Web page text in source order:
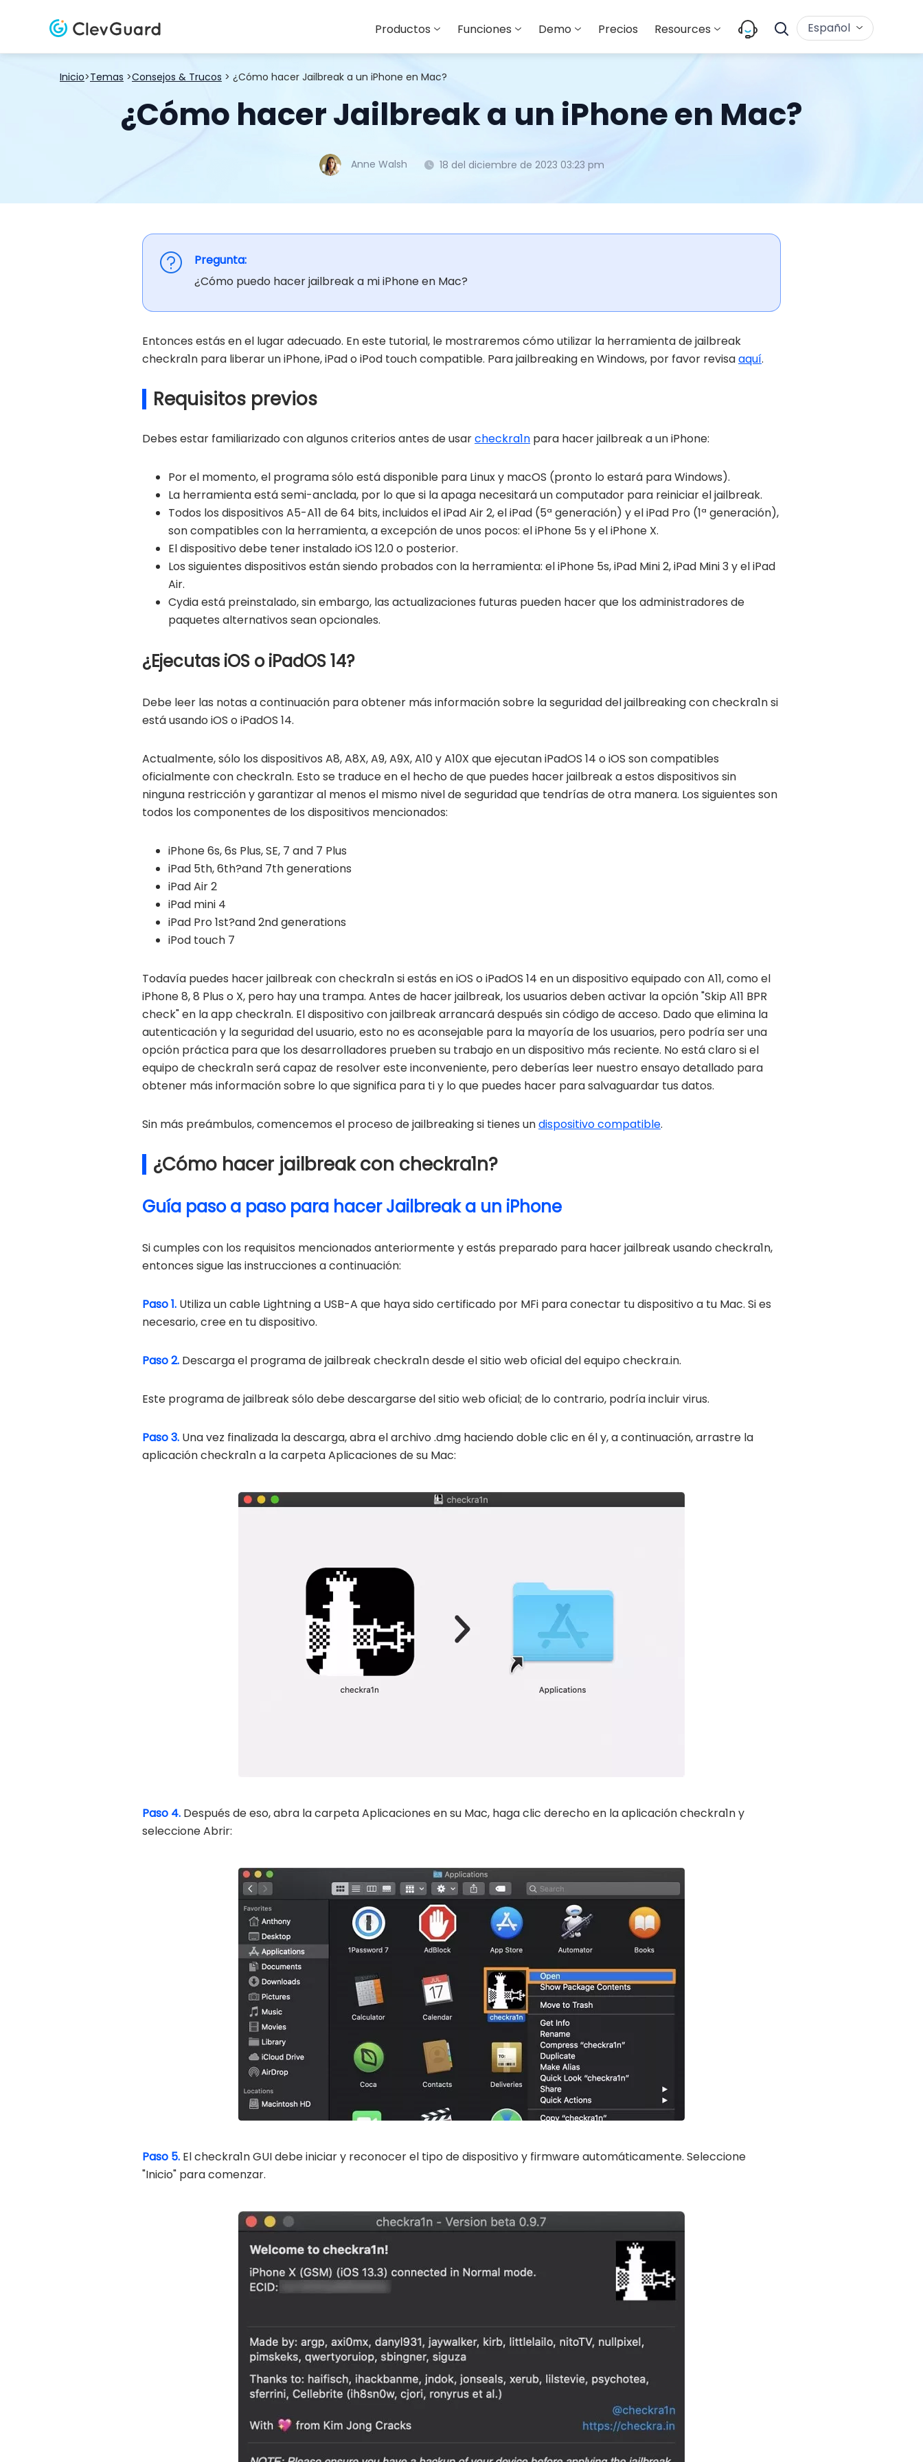
Productos Funciones Demo Precios Resources Español
Inicio>Temas >Consejos & Trucos > ¿Cómo hacer Jailbreak a un iPhone en Mac?
¿Cómo hacer Jailbreak a un iPhone en Mac?
Anne Walsh 18 del diciembre de 2023 03:23 pm
Pregunta:
¿Cómo puedo hacer jailbreak a mi iPhone en Mac?
Entonces estás en el lugar adecuado. En este tutorial, le mostraremos cómo utilizar la herramienta de jailbreak
checkra1n para liberar un iPhone, iPad o iPod touch compatible. Para jailbreaking en Windows, por favor revisaaquí.
Requisitos previos
Debes estar familiarizado con algunos criterios antes de usarcheckra1n para hacer jailbreak a un iPhone:
Por el momento, el programa sólo está disponible para Linux y macOS (pronto lo estará para Windows).
La herramienta está semi-anclada, por lo que si la apaga necesitará un computador para reiniciar el jailbreak.
Todos los dispositivos A5-A11 de 64 bits, incluidos el iPad Air 2, el iPad (5ª generación) y el iPad Pro (1ª generación),
son compatibles con la herramienta, a excepción de unos pocos: el iPhone 5s y el iPhone X.
El dispositivo debe tener instalado iOS 12.0 o posterior.
Los siguientes dispositivos están siendo probados con la herramienta: el iPhone 5s, iPad Mini 2, iPad Mini 3 y el iPad
Air.
Cydia está preinstalado, sin embargo, las actualizaciones futuras pueden hacer que los administradores de
paquetes alternativos sean opcionales.
¿Ejecutas iOS o iPadOS 14?
Debe leer las notas a continuación para obtener más información sobre la seguridad del jailbreaking con checkra1n si
está usando iOS o iPadOS 14.
Actualmente, sólo los dispositivos A8, A8X, A9, A9X, A10 y A10X que ejecutan iPadOS 14 o iOS son compatibles
oficialmente con checkra1n. Esto se traduce en el hecho de que puedes hacer jailbreak a estos dispositivos sin
ninguna restricción y garantizar al menos el mismo nivel de seguridad que tendrías de otra manera. Los siguientes son
todos los componentes de los dispositivos mencionados:
iPhone 6s, 6s Plus, SE, 7 and 7 Plus
iPad 5th, 6th?and 7th generations
iPad Air 2
iPad mini 4
iPad Pro 1st?and 2nd generations
iPod touch 7
Todavía puedes hacer jailbreak con checkra1n si estás en iOS o iPadOS 14 en un dispositivo equipado con A11, como el
iPhone 8, 8 Plus o X, pero hay una trampa. Antes de hacer jailbreak, los usuarios deben activar la opción "Skip A11 BPR
check" en la app checkra1n. El dispositivo con jailbreak arrancará después sin código de acceso. Dado que elimina la
autenticación y la seguridad del usuario, esto no es aconsejable para la mayoría de los usuarios, pero podría ser una
opción práctica para que los desarrolladores prueben su trabajo en un dispositivo más reciente. No está claro si el
equipo de checkra1n será capaz de resolver este inconveniente, pero deberías leer nuestro ensayo detallado para
obtener más información sobre lo que significa para ti y lo que puedes hacer para salvaguardar tus datos.
Sin más preámbulos, comencemos el proceso de jailbreaking si tienes undispositivo compatible.
¿Cómo hacer jailbreak con checkra1n?
Guía paso a paso para hacer Jailbreak a un iPhone
Si cumples con los requisitos mencionados anteriormente y estás preparado para hacer jailbreak usando checkra1n,
entonces sigue las instrucciones a continuación:
Paso 1. Utiliza un cable Lightning a USB-A que haya sido certificado por MFi para conectar tu dispositivo a tu Mac. Si es
necesario, cree en tu dispositivo.
Paso 2. Descarga el programa de jailbreak checkra1n desde el sitio web oficial del equipo checkra.in.
Este programa de jailbreak sólo debe descargarse del sitio web oficial; de lo contrario, podría incluir virus.
Paso 3. Una vez finalizada la descarga, abra el archivo .dmg haciendo doble clic en él y, a continuación, arrastre la
aplicación checkra1n a la carpeta Aplicaciones de su Mac:
Paso 4. Después de eso, abra la carpeta Aplicaciones en su Mac, haga clic derecho en la aplicación checkra1n y
seleccione Abrir:
Paso 5. El checkra1n GUI debe iniciar y reconocer el tipo de dispositivo y firmware automáticamente. Seleccione
"Inicio" para comenzar.